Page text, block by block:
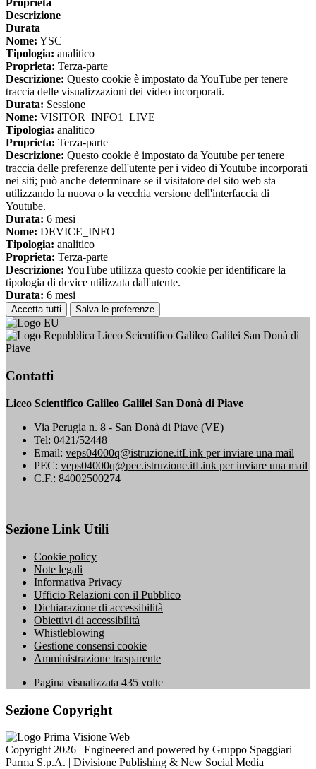
Proprieta
Descrizione
Durata
Nome: YSC
Tipologia: analitico
Proprieta: Terza-parte
Descrizione: Questo cookie è impostato da YouTube per tenere
traccia delle visualizzazioni dei video incorporati.
Durata: Sessione
Nome: VISITOR_INFO1_LIVE
Tipologia: analitico
Proprieta: Terza-parte
Descrizione: Questo cookie è impostato da Youtube per tenere
traccia delle preferenze dell'utente per i video di Youtube incorporati
nei siti; può anche determinare se il visitatore del sito web sta
utilizzando la nuova o la vecchia versione dell'interfaccia di
Youtube.
Durata: 6 mesi
Nome: DEVICE_INFO
Tipologia: analitico
Proprieta: Terza-parte
Descrizione: YouTube utilizza questo cookie per identificare la
tipologia di device utilizzata dall'utente.
Durata: 6 mesi
Accetta tutti Salva le preferenze
Liceo Scientifico Galileo Galilei San Donà di
Piave
Contatti
Liceo Scientifico Galileo Galilei San Donà di Piave
Via Perugia n. 8 - San Donà di Piave (VE)
Tel: 0421/52448
Email: veps04000q@istruzione.itLink per inviare una mail
PEC: veps04000q@pec.istruzione.itLink per inviare una mail
C.F.: 84002500274
Sezione Link Utili
Cookie policy
Note legali
Informativa Privacy
Ufficio Relazioni con il Pubblico
Dichiarazione di accessibilità
Obiettivi di accessibilità
Whistleblowing
Gestione consensi cookie
Amministrazione trasparente
Pagina visualizzata 435 volte
Sezione Copyright
Copyright 2026 | Engineered and powered by Gruppo Spaggiari
Parma S.p.A. | Divisione Publishing & New Social Media